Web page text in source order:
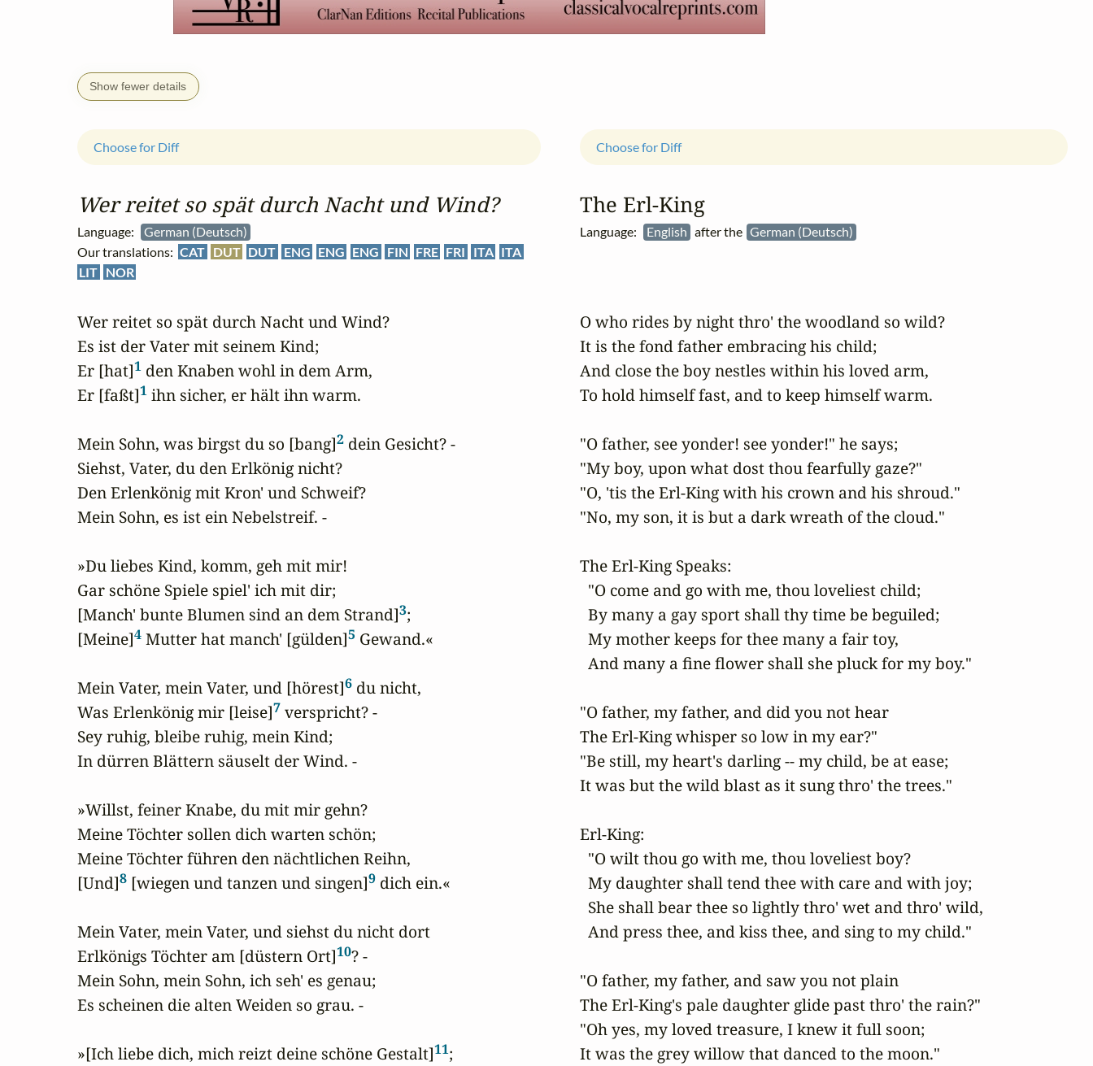
Show fewer details
Wer reitet so spät durch Nacht und Wind?
Language:
German (Deutsch)
Our translations: CAT DUT DUT ENG ENG ENG FIN FRE FRI ITA ITA
LIT NOR
Choose for Diff
Wer reitet so spät durch Nacht und Wind?
Es ist der Vater mit seinem Kind;
Er [hat]1 den Knaben wohl in dem Arm,
Er [faßt]1 ihn sicher, er hält ihn warm.
Mein Sohn, was birgst du so [bang]2 dein Gesicht? -
Siehst, Vater, du den Erlkönig nicht?
Den Erlenkönig mit Kron' und Schweif?
Mein Sohn, es ist ein Nebelstreif. -
»Du liebes Kind, komm, geh mit mir!
Gar schöne Spiele spiel' ich mit dir;
[Manch' bunte Blumen sind an dem Strand]3;
[Meine]4 Mutter hat manch' [gülden]5 Gewand.«
Mein Vater, mein Vater, und [hörest]6 du nicht,
Was Erlenkönig mir [leise]7 verspricht? -
Sey ruhig, bleibe ruhig, mein Kind;
In dürren Blättern säuselt der Wind. -
»Willst, feiner Knabe, du mit mir gehn?
Meine Töchter sollen dich warten schön;
Meine Töchter führen den nächtlichen Reihn,
[Und]8 [wiegen und tanzen und singen]9 dich ein.«
Mein Vater, mein Vater, und siehst du nicht dort
Erlkönigs Töchter am [düstern Ort]10? -
Mein Sohn, mein Sohn, ich seh' es genau;
Es scheinen die alten Weiden so grau. -
»[Ich liebe dich, mich reizt deine schöne Gestalt]11;
The Erl‑King
Language: English after the German (Deutsch)
Choose for Diff
O who rides by night thro' the woodland so wild?
It is the fond father embracing his child;
And close the boy nestles within his loved arm,
To hold himself fast, and to keep himself warm.
"O father, see yonder! see yonder!" he says;
"My boy, upon what dost thou fearfully gaze?"
"O, 'tis the Erl-King with his crown and his shroud."
"No, my son, it is but a dark wreath of the cloud."
The Erl-King Speaks:
  "O come and go with me, thou loveliest child;
  By many a gay sport shall thy time be beguiled;
  My mother keeps for thee many a fair toy,
  And many a fine flower shall she pluck for my boy."
"O father, my father, and did you not hear
The Erl-King whisper so low in my ear?"
"Be still, my heart's darling -- my child, be at ease;
It was but the wild blast as it sung thro' the trees."
Erl-King:
  "O wilt thou go with me, thou loveliest boy?
  My daughter shall tend thee with care and with joy;
  She shall bear thee so lightly thro' wet and thro' wild,
  And press thee, and kiss thee, and sing to my child."
"O father, my father, and saw you not plain
The Erl-King's pale daughter glide past thro' the rain?"
"Oh yes, my loved treasure, I knew it full soon;
It was the grey willow that danced to the moon."